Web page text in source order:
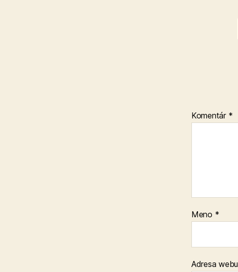
Komentár *
Meno *
Adresa webu